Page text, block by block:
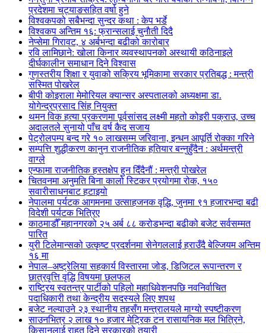
प्रदेशमा चट्याङसहित वर्षा हुने
विश्वकपको सबैभन्दा सुन्दर कथा : केप भर्डे
विश्वकप अन्तिम १६: फ्रान्सलाई चुनाैती दिदै
नेप्सेमा गिरावट, ४ अर्बभन्दा बढीको कारोबार
रवि लामिछाने: खोला किनार व्यवस्थापनको अस्थायी कठिनाइले
दीर्घकालीन समाधान दिने विश्वास
गुणस्तरीय शिक्षा र युवाको सक्रिय भूमिकामा सरकार प्रतिबद्ध : मन्त्री
सस्मित पोखरेल
बीपी कोइराला मेमोरियल क्यान्सर अस्पतालको अध्यक्षमा डा.
योगेन्द्रप्रसाद सिंह नियुक्त
थमन विक हत्या प्रकरणमा पूर्वसांसद लक्ष्मी महतो कोइरी पक्राउ, उच्च
अदालतले सुनायो पाँच वर्ष कैद सजाय
पेट्रोलपम्प बन्द गरे १० लाखसम्म जरिवाना, इन्धन आपूर्ति रोक्का गरिने
सम्पत्ति शुद्धीकरण कानुन राजनीतिक हतियार बन्नुहुँदैन : अर्थमन्त्री
वाग्ले
एन्फामा राजनीतिक हस्तक्षेप हुन दिँदैनौं : मन्त्री पोखरेल
चितवनमा अनुमति बिना कालो स्टिकर प्रयोगमा रोक, १५०
सवारीसाधनबाट हटाइयो
नेपालमा पर्यटक आगमनमा उत्साहजनक वृद्धि, जुनमा ९१ हजारभन्दा बढी
विदेशी पर्यटक भित्रिए
काठमाडौँ महानगरको २५ अर्ब ८८ करोडभन्दा बढीको बजेट सर्वसम्मत
पारित
युरी टिलेमान्सको उत्कृष्ट प्रदर्शनमा सेनेगललाई हराउँदै बेल्जियम अन्तिम
१६ मा
नेपाल–अष्ट्रेलिया सहकार्य विस्तारमा जोड, डिजिटल रूपान्तरण र
छात्रवृत्ति वृद्धि विषयमा छलफल
राष्ट्रिय स्वतन्त्र पार्टीको पहिलो महाधिवेशनपछि नवनिर्वाचित
पदाधिकारी तथा केन्द्रीय सदस्यले लिए शपथ
बजेट नल्याउने २३ स्थानीय तहसँग मन्त्रालयले माग्यो स्पष्टीकरण
साउनभित्र २ लाख १० हजार मेट्रिक टन रासायनिक मल भित्रिने,
किसानलाई राहत दिने सरकारको तयारी